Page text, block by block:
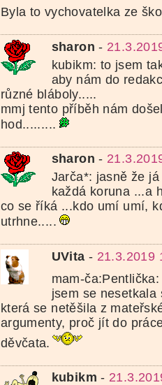
Byla to vychovatelka ze
sharon -
kubikm: to jsem
aby nám do
různé bláboly.....
mmj tento příběh nám
hod.........
sharon -
Jarča*: jasně že
každá koruna ...a
co se říká ...kdo umí umí,
utrhne.....
UVita - 21.3.2019
mam-
jsem se nesetkala
která se netěšila z
argumenty, proč jít do
děvčata.
kubikm -